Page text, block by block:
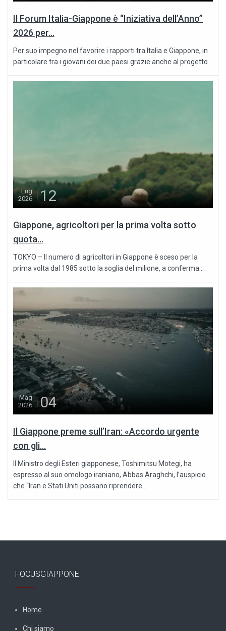
Il Forum Italia-Giappone è “Iniziativa dell’Anno”
2026 per...
Per suo impegno nel favorire i rapporti tra Italia e Giappone, in
particolare tra i giovani dei due paesi grazie anche al progetto...
Lug
2026
12
Giappone, agricoltori per la prima volta sotto
quota...
TOKYO – Il numero di agricoltori in Giappone è sceso per la
prima volta dal 1985 sotto la soglia del milione, a conferma...
Mag
2026
04
Il Giappone preme sull’Iran: «Accordo urgente
con gli...
Il Ministro degli Esteri giapponese, Toshimitsu Motegi, ha
espresso al suo omologo iraniano, Abbas Araghchi, l’auspicio
che “Iran e Stati Uniti possano riprendere...
FOCUSGIAPPONE
Home
Chi siamo